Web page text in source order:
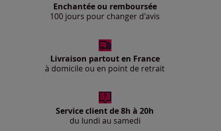
Enchantée ou remboursée
100 jours pour changer d'avis
Livraison partout en France
à domicile ou en point de retrait
Service client de 8h à 20h
du lundi au samedi